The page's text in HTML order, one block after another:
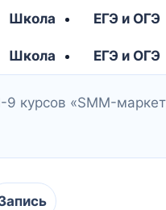
Школа ЕГЭ и ОГЭ
Школа ЕГЭ и ОГЭ
курсов «SMM-